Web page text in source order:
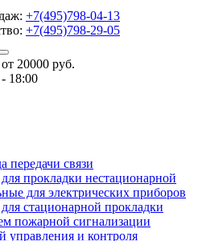
+7(495)798-04-13
+7(495)798-29-05
20000 руб.
18:00
передачи связи
прокладки нестационарной
для электрических приборов
стационарной прокладки
пожарной сигнализации
управления и контроля